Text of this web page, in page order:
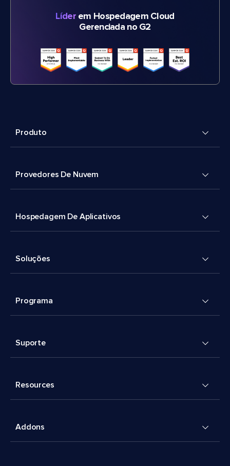
Líderem Hospedagem Cloud
Gerenciada no G2
Produto
Provedores De Nuvem
Hospedagem De Aplicativos
Soluções
Programa
Suporte
Resources
Addons